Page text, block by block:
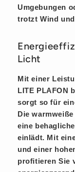
Umgebungen
trotzt Wind
Licht
Mit einer
LITE PLAFON
sorgt so für
Die
eine
einlädt. Mit
und einer
profitieren Sie